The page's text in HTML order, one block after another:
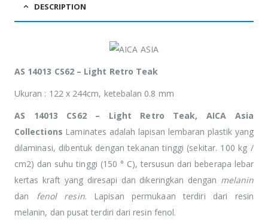
DESCRIPTION
AS 14013 CS62 – Light Retro Teak
Ukuran : 122 x 244cm, ketebalan 0.8 mm
AS 14013 CS62 – Light Retro Teak, AICA Asia
Collections Laminates adalah lapisan lembaran plastik yang
dilaminasi, dibentuk dengan tekanan tinggi (sekitar. 100 kg /
cm2) dan suhu tinggi (150 ° C), tersusun dari beberapa lebar
kertas kraft yang diresapi dan dikeringkan dengan melanin
dan fenol resin. Lapisan permukaan terdiri dari resin
melanin, dan pusat terdiri dari resin fenol.